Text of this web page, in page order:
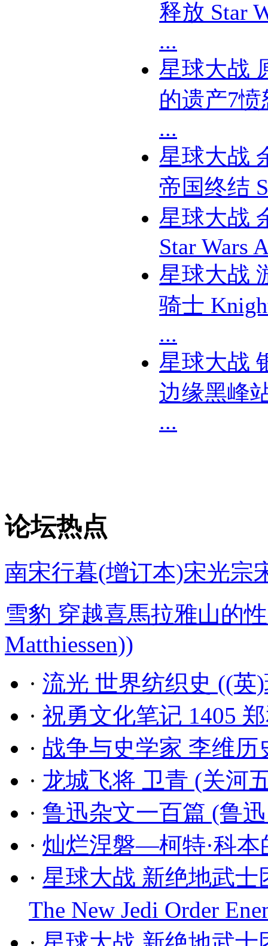
释放 Star
...
星球大战
的遗产7愤
...
星球大战
帝国终结
星球大战
Star Wars
星球大战
骑士
...
星球大战
边缘黑峰
...
论坛热点
南宋行暮(增订本)宋光宗
雪豹 穿越喜馬拉雅山的
Matthiessen))
· 流光 世界纺织史 ((英
· 祝勇文化笔记 1405
· 战争与史学家 李维
· 龙城飞将 卫青 (关河
· 鲁迅杂文一百篇 (鲁
· 灿烂涅磐—柯特·科本
· 星球大战 新绝地武士
The New Jedi Order